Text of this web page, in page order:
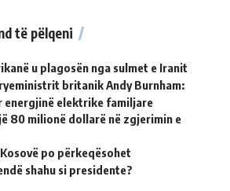
të pëlqeni
u plagosën nga sulmet e Iranit
britanik Andy Burnham:
energjinë elektrike familjare
80 milionë dollarë në zgjerimin e
po përkeqësohet
shahu si presidente?